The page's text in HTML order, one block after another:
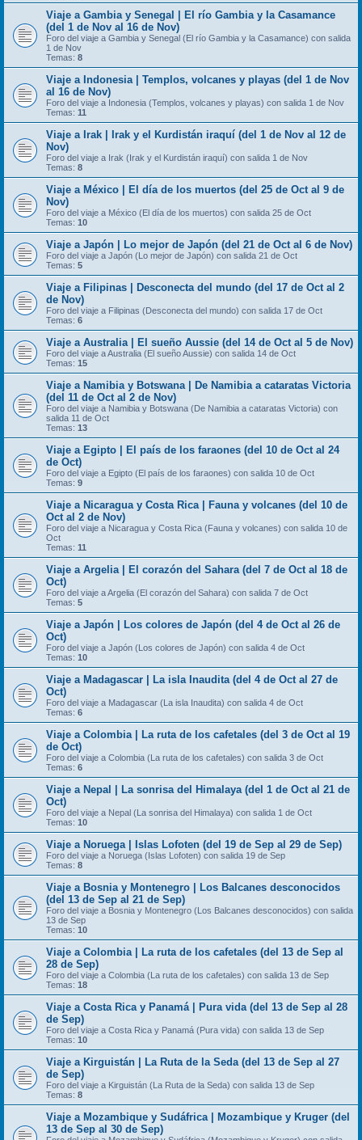
Viaje a Gambia y Senegal | El río Gambia y la Casamance
(del 1 de Nov al 16 de Nov)
Foro del viaje a Gambia y Senegal (El río Gambia y la Casamance) con salida
1 de Nov
Temas: 8
Viaje a Indonesia | Templos, volcanes y playas (del 1 de Nov
al 16 de Nov)
Foro del viaje a Indonesia (Templos, volcanes y playas) con salida 1 de Nov
Temas: 11
Viaje a Irak | Irak y el Kurdistán iraquí (del 1 de Nov al 12 de
Nov)
Foro del viaje a Irak (Irak y el Kurdistán iraquí) con salida 1 de Nov
Temas: 8
Viaje a México | El día de los muertos (del 25 de Oct al 9 de
Nov)
Foro del viaje a México (El día de los muertos) con salida 25 de Oct
Temas: 10
Viaje a Japón | Lo mejor de Japón (del 21 de Oct al 6 de Nov)
Foro del viaje a Japón (Lo mejor de Japón) con salida 21 de Oct
Temas: 5
Viaje a Filipinas | Desconecta del mundo (del 17 de Oct al 2
de Nov)
Foro del viaje a Filipinas (Desconecta del mundo) con salida 17 de Oct
Temas: 6
Viaje a Australia | El sueño Aussie (del 14 de Oct al 5 de Nov)
Foro del viaje a Australia (El sueño Aussie) con salida 14 de Oct
Temas: 15
Viaje a Namibia y Botswana | De Namibia a cataratas Victoria
(del 11 de Oct al 2 de Nov)
Foro del viaje a Namibia y Botswana (De Namibia a cataratas Victoria) con
salida 11 de Oct
Temas: 13
Viaje a Egipto | El país de los faraones (del 10 de Oct al 24
de Oct)
Foro del viaje a Egipto (El país de los faraones) con salida 10 de Oct
Temas: 9
Viaje a Nicaragua y Costa Rica | Fauna y volcanes (del 10 de
Oct al 2 de Nov)
Foro del viaje a Nicaragua y Costa Rica (Fauna y volcanes) con salida 10 de
Oct
Temas: 11
Viaje a Argelia | El corazón del Sahara (del 7 de Oct al 18 de
Oct)
Foro del viaje a Argelia (El corazón del Sahara) con salida 7 de Oct
Temas: 5
Viaje a Japón | Los colores de Japón (del 4 de Oct al 26 de
Oct)
Foro del viaje a Japón (Los colores de Japón) con salida 4 de Oct
Temas: 10
Viaje a Madagascar | La isla Inaudita (del 4 de Oct al 27 de
Oct)
Foro del viaje a Madagascar (La isla Inaudita) con salida 4 de Oct
Temas: 6
Viaje a Colombia | La ruta de los cafetales (del 3 de Oct al 19
de Oct)
Foro del viaje a Colombia (La ruta de los cafetales) con salida 3 de Oct
Temas: 6
Viaje a Nepal | La sonrisa del Himalaya (del 1 de Oct al 21 de
Oct)
Foro del viaje a Nepal (La sonrisa del Himalaya) con salida 1 de Oct
Temas: 10
Viaje a Noruega | Islas Lofoten (del 19 de Sep al 29 de Sep)
Foro del viaje a Noruega (Islas Lofoten) con salida 19 de Sep
Temas: 8
Viaje a Bosnia y Montenegro | Los Balcanes desconocidos
(del 13 de Sep al 21 de Sep)
Foro del viaje a Bosnia y Montenegro (Los Balcanes desconocidos) con salida
13 de Sep
Temas: 10
Viaje a Colombia | La ruta de los cafetales (del 13 de Sep al
28 de Sep)
Foro del viaje a Colombia (La ruta de los cafetales) con salida 13 de Sep
Temas: 18
Viaje a Costa Rica y Panamá | Pura vida (del 13 de Sep al 28
de Sep)
Foro del viaje a Costa Rica y Panamá (Pura vida) con salida 13 de Sep
Temas: 10
Viaje a Kirguistán | La Ruta de la Seda (del 13 de Sep al 27
de Sep)
Foro del viaje a Kirguistán (La Ruta de la Seda) con salida 13 de Sep
Temas: 8
Viaje a Mozambique y Sudáfrica | Mozambique y Kruger (del
13 de Sep al 30 de Sep)